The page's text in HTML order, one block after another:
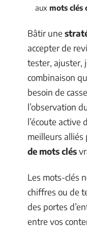
aux mots clés
Bâtir une
accepter de
tester, ajuster,
combinaison
besoin de
l’observation
l’écoute
meilleurs alliés
de mots clés
Les mots-clés
chiffres ou de
des portes
entre vos